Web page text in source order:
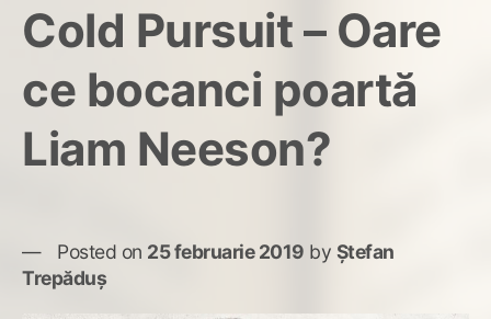
Cold Pursuit – Oare
ce bocanci poartă
Liam Neeson?
Posted on 25 februarie 2019 by Ștefan
Trepăduș